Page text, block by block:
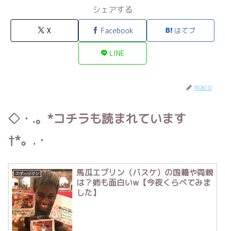
シェアする
X Facebook はてブ
LINE
maco
◇・.。*コチラも読まれています
†*。.・
スポーツマン
馬瓜エブリン（バスケ）の国籍や両親
は？姉も面白いw【今夜くらベてみま
した】